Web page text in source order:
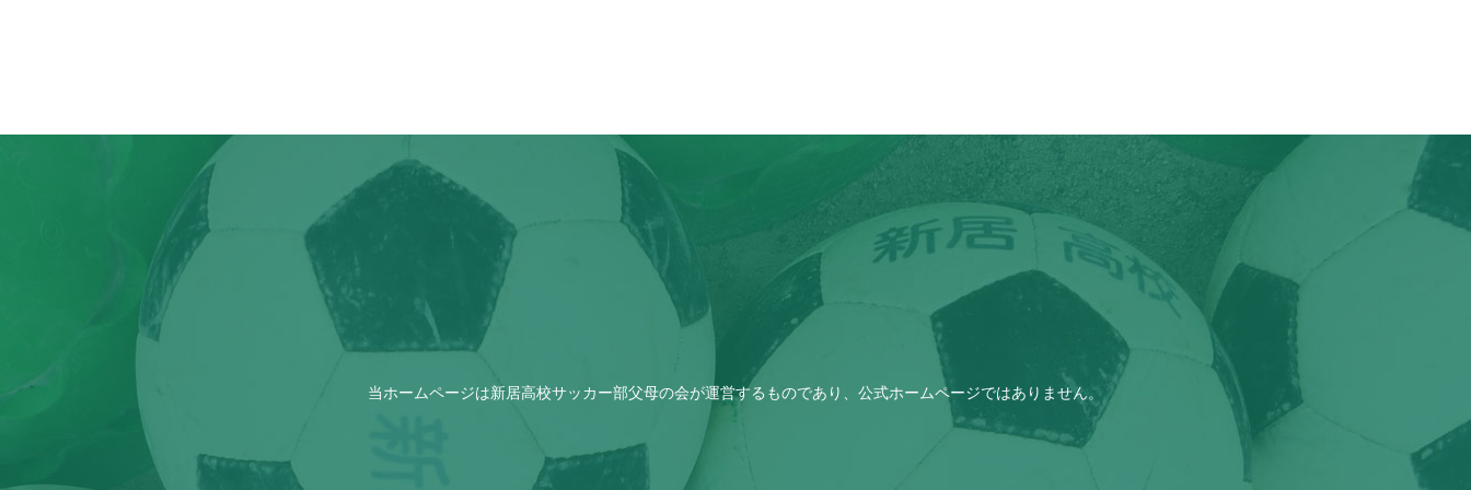
当ホームページは新居高校サッカー部父母の会が運営するものであり、公式ホームページではありません。